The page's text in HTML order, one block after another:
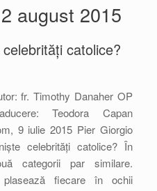
2 august 2015
catolice?
fr. Timothy Danaher OP
Teodora Capan
9 iulie 2015 Pier Giorgio
celebrități catolice? În
categorii par similare.
plasează fiecare în ochii